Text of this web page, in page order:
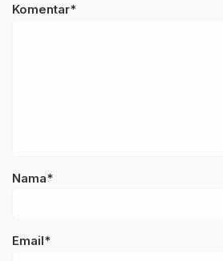
Komentar*
Nama*
Email*